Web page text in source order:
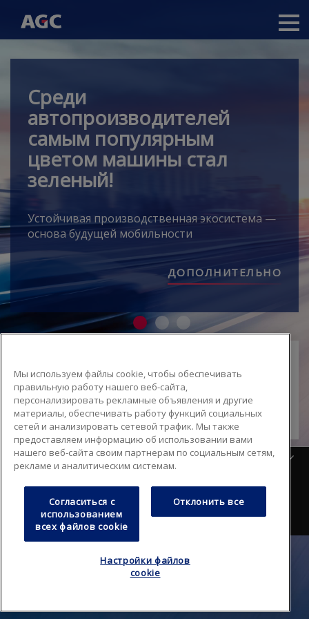
Перейти
содержанию
Среди
автопроизводителей
самым популярным
цветом машины стал
зеленый!
Устойчивая производственная экосистема —
основа будущей мобильности
ДОПОЛНИТЕЛЬНО
Войти
Русский
Footer
Вопрос-ответ
Карта сайта
Политика конфиденциальности
Правила пользования
Мы используем файлы cookie, чтобы обеспечивать
правильную работу нашего веб-сайта,
персонализировать рекламные объявления и другие
материалы, обеспечивать работу функций социальных
сетей и анализировать сетевой трафик. Мы также
предоставляем информацию об использовании вами
нашего веб-сайта своим партнерам по социальным сетям,
рекламе и аналитическим системам.
Согласиться с
использованием
всех файлов cookie
Отклонить все
Настройки файлов
cookie